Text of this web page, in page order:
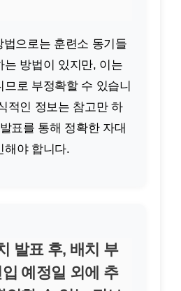
으로는 훈련소 동기들
는 방법이 있지만, 이는
므로 부정확할 수 있습니
적인 정보는 참고만 하
표를 통해 정확한 자대
해야 합니다.
발표 후, 배치 부
예정일 외에 추